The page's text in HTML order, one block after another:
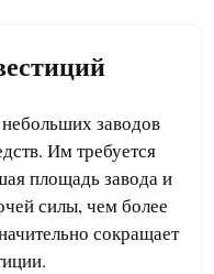
заводов
Им требуется
площадь завода и
силы, чем более
сокращает